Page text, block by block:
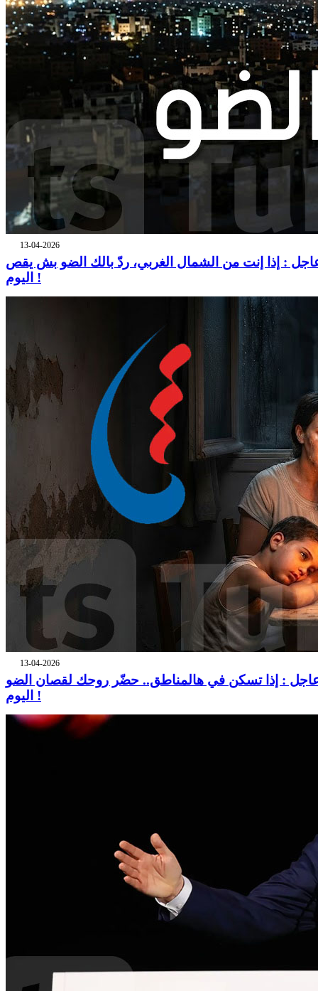
13-04-2026
: إذا إنت من الشمال الغربي، ردّ بالك الضو بش يقص
اليوم !
13-04-2026
: إذا تسكن في هالمناطق.. حضّر روحك لقصان الضو
اليوم !